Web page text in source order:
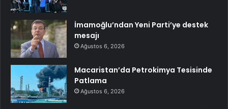
İmamoğlu’ndan Yeni Parti’ye destek
mesajı
Ağustos 6, 2026
Macaristan’da Petrokimya Tesisinde
Patlama
Ağustos 6, 2026